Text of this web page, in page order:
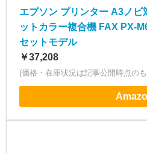
エプソン プリンター A3ノビ
ットカラー複合機 FAX PX-
セットモデル
￥37,208
(価格・在庫状況は記事公開時点の